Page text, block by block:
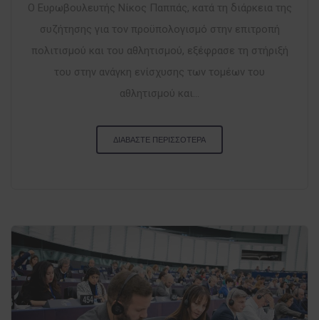
Ο Ευρωβουλευτής Νίκος Παππάς, κατά τη διάρκεια της
συζήτησης για τον προϋπολογισμό στην επιτροπή
πολιτισμού και του αθλητισμού, εξέφρασε τη στήριξή
του στην ανάγκη ενίσχυσης των τομέων του
αθλητισμού και...
ΔΙΑΒΑΣΤΕ ΠΕΡΙΣΣΟΤΕΡΑ